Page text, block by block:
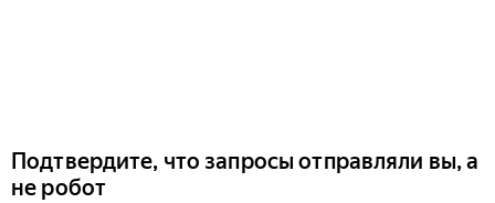
Подтвердите, что запросы отправляли вы, а
не робот